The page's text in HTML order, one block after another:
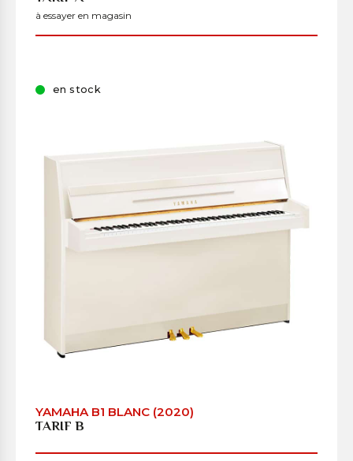
à essayer en magasin
en stock
YAMAHA B1 BLANC (2020)
TARIF B